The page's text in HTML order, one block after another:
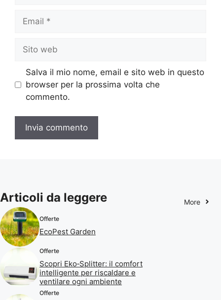
Email
Sito
web
Salva il mio nome, email e sito web in questo
browser per la prossima volta che
commento.
Articoli da leggere More
Offerte
EcoPest Garden
Offerte
Scopri Eko‑Splitter: il comfort
intelligente per riscaldare e
ventilare ogni ambiente
Offerte